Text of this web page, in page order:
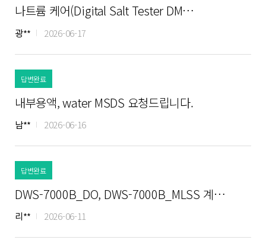
나트륨 케어(Digital Salt Tester DM…
광** 2026-06-17
답변완료
내부용액, water MSDS 요청드립니다.
남** 2026-06-16
답변완료
DWS-7000B_DO, DWS-7000B_MLSS 계…
리** 2026-06-11